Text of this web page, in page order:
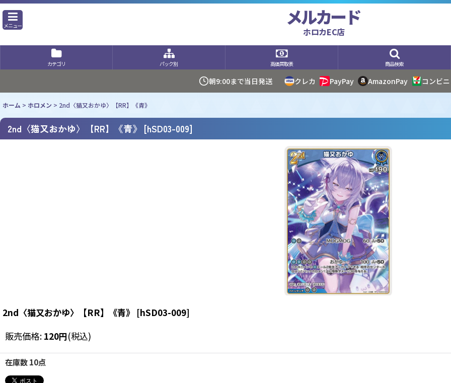
メニュー メルカード
ホロカEC店
カテゴリ パック別 高価買取表 商品検索
朝9:00まで当日発送 クレカ PayPay AmazonPay コンビニ
ホーム > ホロメン > 2nd〈猫又おかゆ〉【RR】《青》
2nd〈猫又おかゆ〉【RR】《青》 [hSD03-009]
2nd〈猫又おかゆ〉【RR】《青》 [hSD03-009]
販売価格: 120円(税込)
在庫数 10点